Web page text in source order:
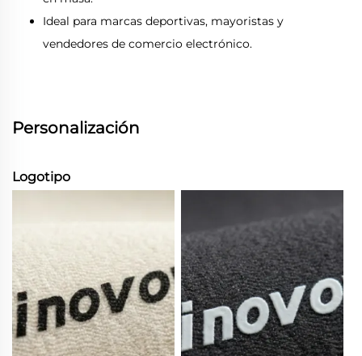
Ideal para marcas deportivas, mayoristas y
vendedores de comercio electrónico.
Personalización
Logotipo